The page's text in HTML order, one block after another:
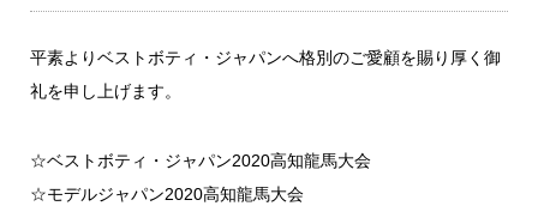
平素よりベストボティ・ジャパンへ格別のご愛顧を賜り厚く御
礼を申し上げます。
☆ベストボティ・ジャパン2020高知龍馬大会
☆モデルジャパン2020高知龍馬大会